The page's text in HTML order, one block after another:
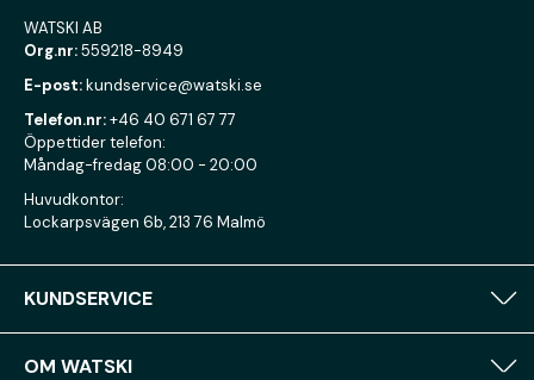
WATSKI AB
Org.nr:559218-8949
E-post:kundservice@watski.se
Telefon.nr:+46 40 671 67 77
Öppettider telefon:
Måndag-fredag 08:00 - 20:00
Huvudkontor:
Lockarpsvägen 6b, 213 76 Malmö
KUNDSERVICE
OM WATSKI